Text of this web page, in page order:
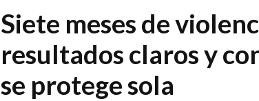
Siete meses de
resultados claros y
se protege sola